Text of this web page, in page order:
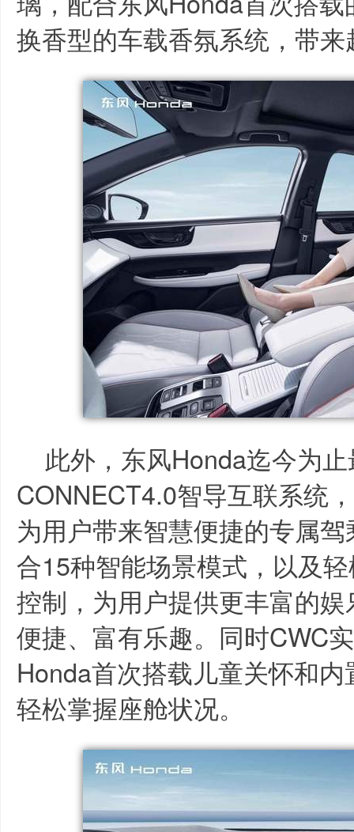
换香型的车载香氛系统，带
此外，东风Honda迄今为
CONNECT4.0智导互联系统
为用户带来智慧便捷的专属
合15种智能场景模式，以及
控制，为用户提供更丰富的
便捷、富有乐趣。同时CWC
Honda首次搭载儿童关怀和
轻松掌握座舱状况。